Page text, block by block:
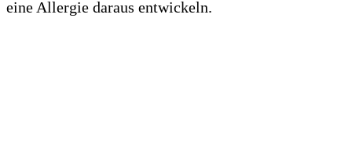
eine Allergie daraus entwickeln.